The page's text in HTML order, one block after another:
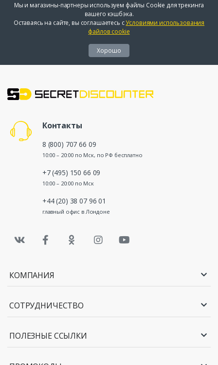
Мы и магазины-партнеры используем файлы Cookie для трекинга
вашего кэшбэка.
Оставаясь на сайте, вы соглашаетесь сУсловиями использования
файлов cookie
Хорошо
Контакты
8 (800) 707 66 09
10:00 – 20:00 по Мск, по РФ бесплатно
+7 (495) 150 66 09
10:00 – 20:00 по Мск
+44 (20) 38 07 96 01
главный офис в Лондоне
КОМПАНИЯ
СОТРУДНИЧЕСТВО
ПОЛЕЗНЫЕ ССЫЛКИ